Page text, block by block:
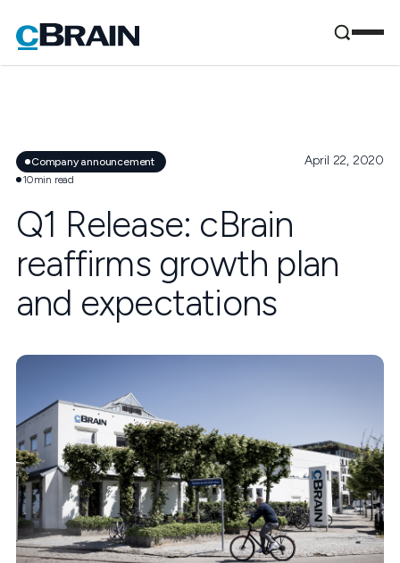
Company announcement
10min read
April 22, 2020
Q1 Release: cBrain
reaffirms growth plan
and expectations